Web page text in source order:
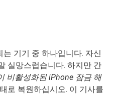
기기 중 하나입니다. 자신
실망스럽습니다. 하지만 간
비활성화된 iPhone 잠금 해
로 복원하십시오. 이 기사를